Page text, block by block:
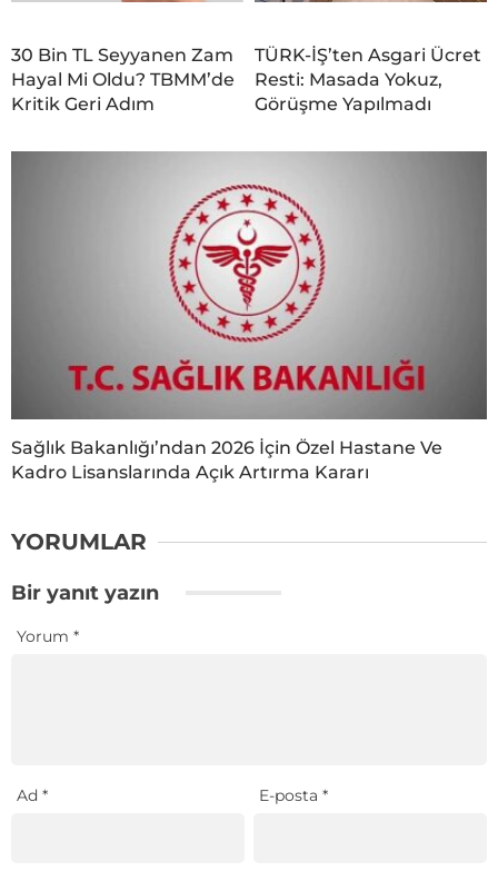
30 Bin TL Seyyanen Zam
Hayal Mi Oldu? TBMM’de
Kritik Geri Adım
TÜRK-İŞ’ten Asgari Ücret
Resti: Masada Yokuz,
Görüşme Yapılmadı
Sağlık Bakanlığı’ndan 2026 İçin Özel Hastane Ve
Kadro Lisanslarında Açık Artırma Kararı
YORUMLAR
Bir yanıt yazın
Yorum *
Ad * E-posta*